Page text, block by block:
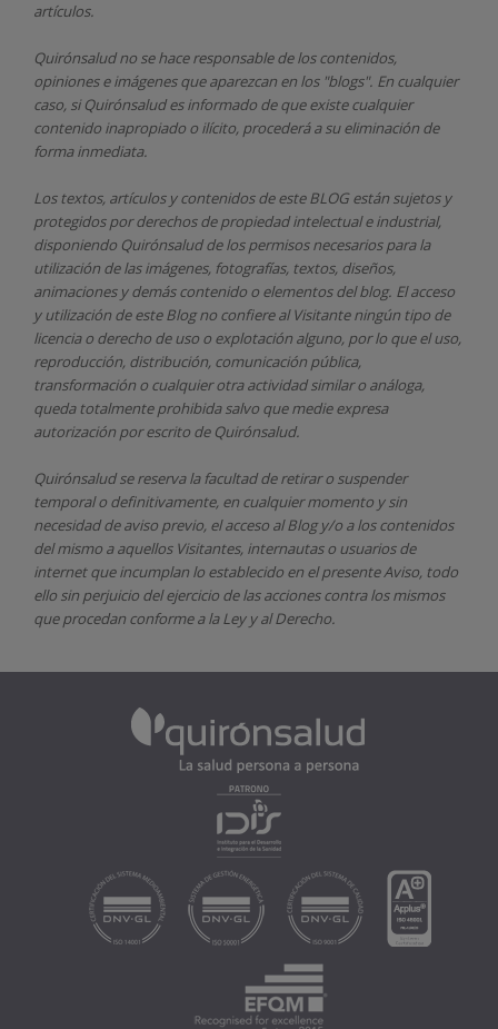
artículos.
Quirónsaludno se hace responsable de los contenidos,
opiniones e imágenes que aparezcan en los "blogs". En cualquier
caso, si Quirónsaludes informado de que existe cualquier
contenido inapropiado o ilícito, procederá a su eliminación de
forma inmediata.
Los textos, artículos y contenidos de este BLOG están sujetos y
protegidos por derechos de propiedad intelectual e industrial,
disponiendo Quirónsaludde los permisos necesarios para la
utilización de las imágenes, fotografías, textos, diseños,
animaciones y demás contenido o elementos del blog. El acceso
y utilización de este Blog no confiere al Visitante ningún tipo de
licencia o derecho de uso o explotación alguno, por lo que el uso,
reproducción, distribución, comunicación pública,
transformación o cualquier otra actividad similar o análoga,
queda totalmente prohibida salvo que medie expresa
autorización por escrito de Quirónsalud.
Quirónsaludse reserva la facultad de retirar o suspender
temporal o definitivamente, en cualquier momento y sin
necesidad de aviso previo, el acceso al Blog y/o a los contenidos
del mismo a aquellos Visitantes, internautas o usuarios de
internet que incumplan lo establecido en el presente Aviso, todo
ello sin perjuicio del ejercicio de las acciones contra los mismos
que procedan conforme a la Ley y al Derecho.